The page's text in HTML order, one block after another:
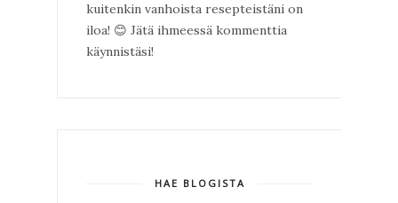
kuitenkin vanhoista resepteistäni on
iloa! 😊 Jätä ihmeessä kommenttia
käynnistäsi!
HAE BLOGISTA